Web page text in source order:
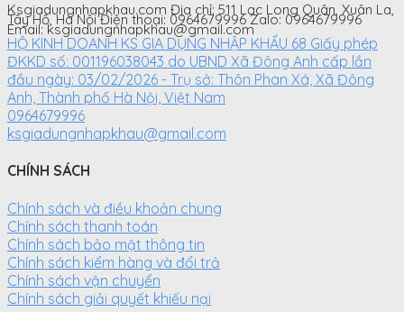
Ksgiadungnhapkhau.com Địa chỉ: 511 Lạc Long Quân, Xuân La,
Tây Hồ, Hà Nội Điện thoại: 0964679996 Zalo: 0964679996
Email: ksgiadungnhapkhau@gmail.com
HỘ KINH DOANH KS GIA DỤNG NHẬP KHẨU 68 Giấy phép
ĐKKD số: 001196038043 do UBND Xã Đông Anh cấp lần
đầu ngày: 03/02/2026 - Trụ sở: Thôn Phan Xá, Xã Đông
Anh, Thành phố Hà Nội, Việt Nam
0964679996
ksgiadungnhapkhau@gmail.com
CHÍNH SÁCH
Chính sách và điều khoản chung
Chính sách thanh toán
Chính sách bảo mật thông tin
Chính sách kiểm hàng và đổi trả
Chính sách vận chuyển
Chính sách giải quyết khiếu nại